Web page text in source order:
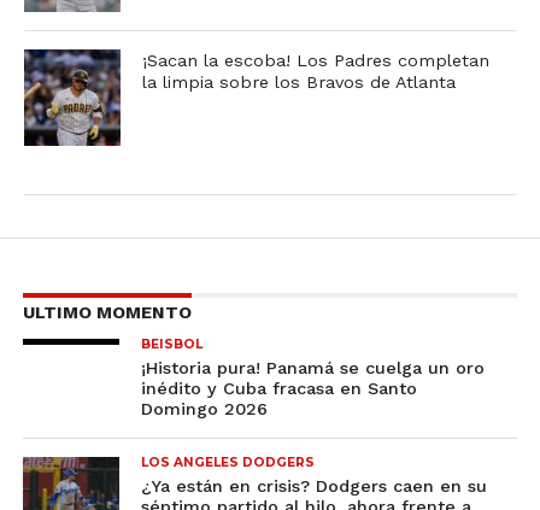
¡Sacan la escoba! Los Padres completan
la limpia sobre los Bravos de Atlanta
ULTIMO MOMENTO
BEISBOL
¡Historia pura! Panamá se cuelga un oro
inédito y Cuba fracasa en Santo
Domingo 2026
LOS ANGELES DODGERS
¿Ya están en crisis? Dodgers caen en su